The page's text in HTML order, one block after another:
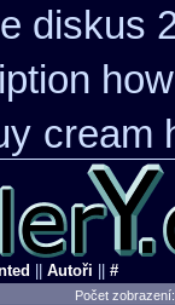
diskus
cream
Autoři #
Počet